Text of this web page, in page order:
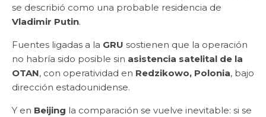
se describió como una probable residencia de
Vladimir Putin.
Fuentes ligadas a la GRU sostienen que la operación
no habría sido posible sin asistencia satelital de la
OTAN, con operatividad en Redzikowo, Polonia, bajo
dirección estadounidense.
Y en Beijing la comparación se vuelve inevitable: si se